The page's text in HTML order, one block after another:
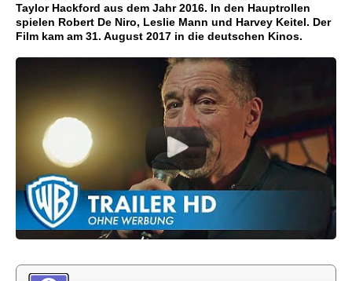
Taylor Hackford aus dem Jahr 2016. In den Hauptrollen
spielen Robert De Niro, Leslie Mann und Harvey Keitel. Der
Film kam am 31. August 2017 in die deutschen Kinos.